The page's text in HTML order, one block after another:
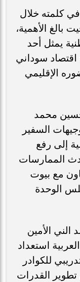
كلمته خلال
بالغ الأهمية،
يمثل أحد
اقتصاد سوداني
الإقليمي
محمد
السفير
إلى رفع
الممارسات
مع بيوت
الوحدة
الني الأمين
استعداد
للكوادر
تطوير القدرات